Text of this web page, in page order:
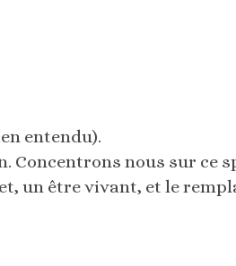
entendu).
Concentrons nous sur ce
un être vivant, et le